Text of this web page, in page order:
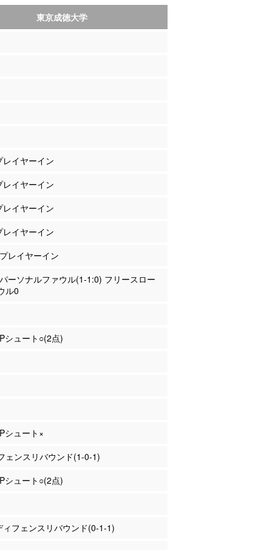
東京成徳大学
イヤーイン
イヤーイン
イヤーイン
イヤーイン
レイヤーイン
ーソナルファウル(1-1:0) フリースロー
ル0
シュート○(2点)
シュート×
ェンスリバウンド(1-0-1)
シュート○(2点)
ィフェンスリバウンド(0-1-1)